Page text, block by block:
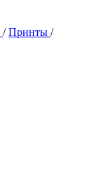
/ Принты /